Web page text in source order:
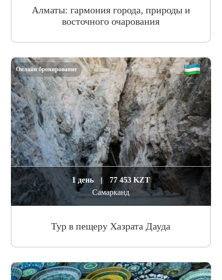
Алматы: гармония города, природы и
восточного очарования
1 день |
77 453 KZT
Самарканд
Тур в пещеру Хазрата Дауда
Онлайн бронирование